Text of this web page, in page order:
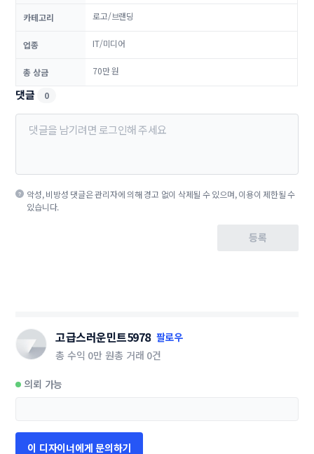
카테고리 로고/브랜딩
업종 IT/미디어
총 상금 70만 원
댓글 0
악성, 비방성 댓글은 관리자에 의해 경고 없이 삭제될 수 있으며, 이용이 제한될 수
있습니다.
등록
고급스러운민트5978 팔로우
총 수익 0만 원총 거래 0건
의뢰 가능
이 디자이너에게 문의하기